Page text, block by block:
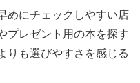
めにチェックしやすい店
プレゼント用の本を探す
りも選びやすさを感じる